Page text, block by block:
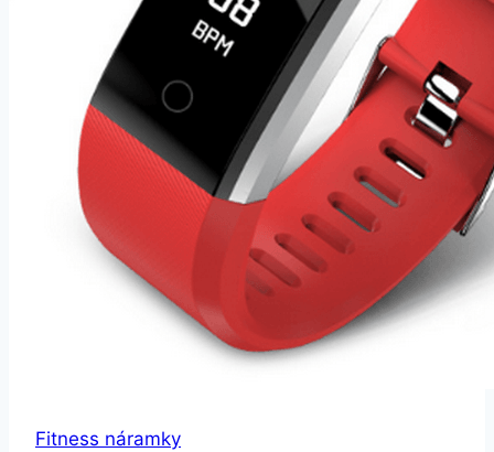
Fitness náramky